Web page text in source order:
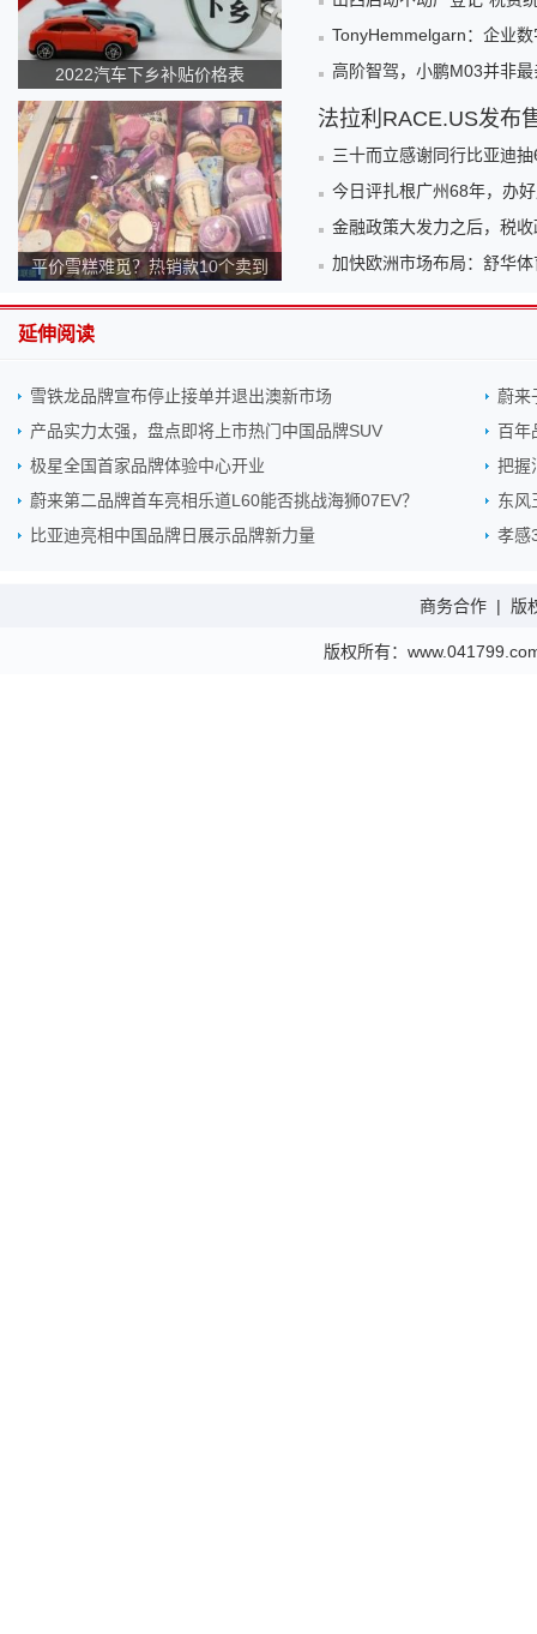
2022汽车下乡补贴价格表
平价雪糕难觅？热销款10个卖到
TonyHemmelgarn：企业
高阶智驾，小鹏M03并非
法拉利RACE.US发布
三十而立感谢同行比亚迪
今日评扎根广州68年，办
金融政策大发力之后，税
加快欧洲市场布局：舒华
延伸阅读
雪铁龙品牌宣布停止接单并退出澳新市场
蔚来
产品实力太强，盘点即将上市热门中国品牌SUV
百年
极星全国首家品牌体验中心开业
把握
蔚来第二品牌首车亮相乐道L60能否挑战海狮07EV？
东风
比亚迪亮相中国品牌日展示品牌新力量
孝感
商务合作 | 版
版权所有：